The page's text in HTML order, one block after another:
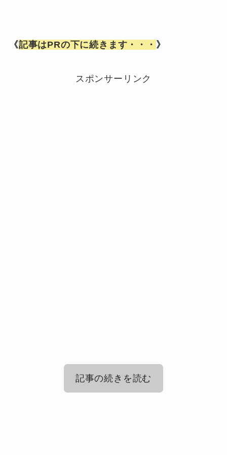
《記事はPRの下に続きます・・・ 》
スポンサーリンク
記事の続きを読む